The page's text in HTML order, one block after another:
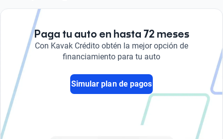
Paga tu auto en hasta 72 meses
Con Kavak Crédito obtén la mejor opción de
financiamiento para tu auto
Simular plan de pagos